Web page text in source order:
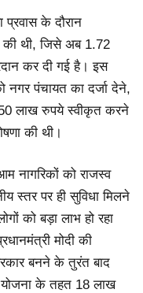
प्रवास के दौरान
की थी, जिसे अब 1.72
कर दी गई है। इस
नगर पंचायत का दर्जा देने,
लाख रुपये स्वीकृत करने
की थी।
नागरिकों को राजस्व
स्तर पर ही सुविधा मिलने
को बड़ा लाभ हो रहा
मोदी की
बनने के तुरंत बाद
के तहत 18 लाख